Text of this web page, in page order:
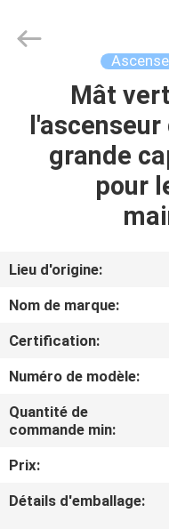
MAISON
PRODUITS
AU
SUJET
NOUS
VISITE
D'USINE
CONTRÔLE
SIVGE
MACHINERY
Mât
grande
pour
Lieu d'origine:
Nom de marque:
Certification:
Numéro de modèle:
Quantité de
commande min:
Prix:
Détails d'emballage: